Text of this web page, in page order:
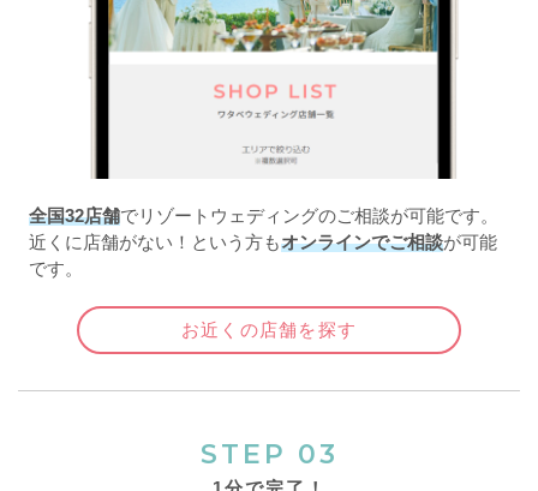
全国32店舗でリゾートウェディングのご相談が可能です。
近くに店舗がない！という方もオンラインでご相談が可能
です。
お近くの店舗を探す
STEP 03